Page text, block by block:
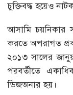
চুক্তিবদ্ধ হয়েও
আসামি চয়নিকার
করতে অপরাগত
২০১৩ সালের
পরবর্তীতে
ডিজঅনার হয়।